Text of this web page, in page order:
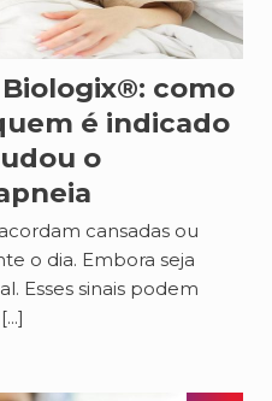
como
é indicado
o
cansadas ou
o dia. Embora seja
Esses sinais podem